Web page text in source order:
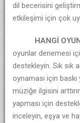
dil becerisini
etkileşimi için çok
HANGİ
oyunlar denemesi
destekleyin. Sık
oynaması için
müziğe ilgisini
yapması için
inceleyin, eşya ve